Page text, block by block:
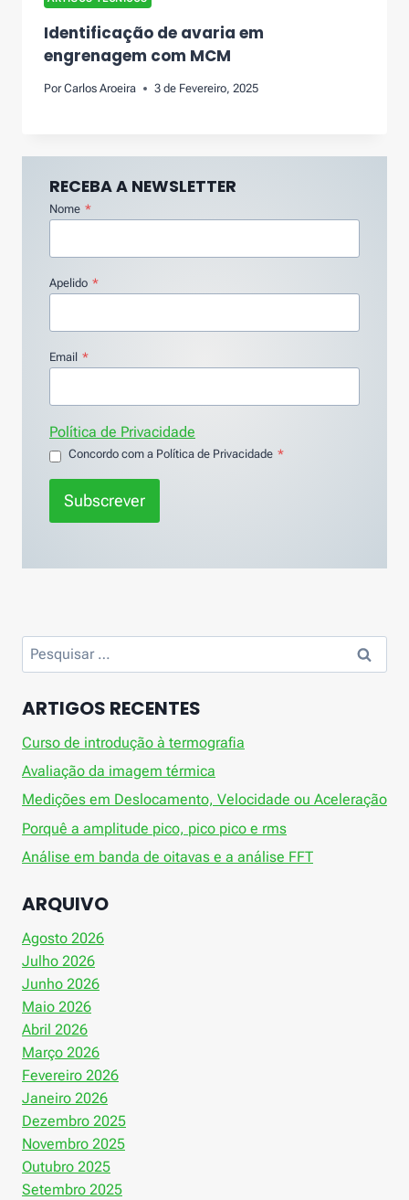
Identificação de avaria em
engrenagem com MCM
Por Carlos Aroeira 3 de Fevereiro, 2025
RECEBA A NEWSLETTER
Nome *
Apelido *
Email *
Política de Privacidade
Concordo com a Política de Privacidade *
Subscrever
Pesquisar
por:
ARTIGOS RECENTES
Curso de introdução à termografia
Avaliação da imagem térmica
Medições em Deslocamento, Velocidade ou Aceleração
Porquê a amplitude pico, pico pico e rms
Análise em banda de oitavas e a análise FFT
ARQUIVO
Agosto 2026
Julho 2026
Junho 2026
Maio 2026
Abril 2026
Março 2026
Fevereiro 2026
Janeiro 2026
Dezembro 2025
Novembro 2025
Outubro 2025
Setembro 2025